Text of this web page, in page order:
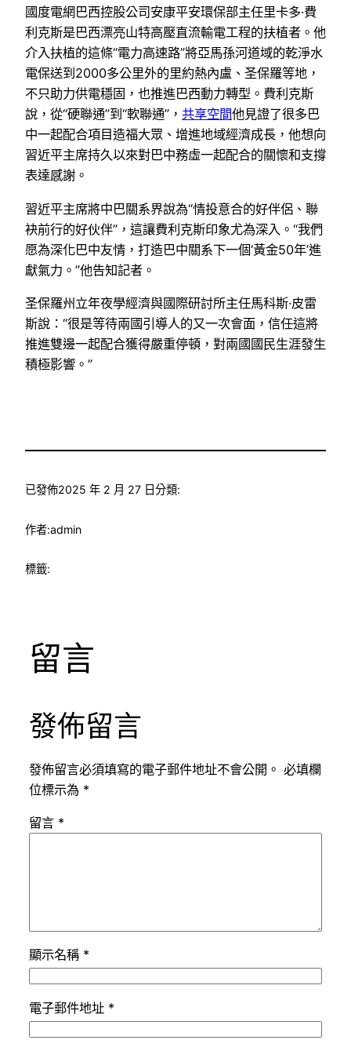
國度電網巴西控股公司安康平安環保部主任里卡多·費
利克斯是巴西漂亮山特高壓直流輸電工程的扶植者。他
介入扶植的這條“電力高速路”將亞馬孫河道域的乾淨水
電保送到2000多公里外的里約熱內盧、圣保羅等地，
不只助力供電穩固，也推進巴西動力轉型。費利克斯
說，從“硬聯通”到“軟聯通”， 共享空間他見證了很多巴
中一起配合項目造福大眾、增進地域經濟成長，他想向
習近平主席持久以來對巴中務虛一起配合的關懷和支撐
表達感謝。
習近平主席將中巴關系界說為“情投意合的好伴侶、聯
袂前行的好伙伴”，這讓費利克斯印象尤為深入。“我們
愿為深化巴中友情，打造巴中關系下一個‘黃金50年’進
獻氣力。”他告知記者。
圣保羅州立年夜學經濟與國際研討所主任馬科斯·皮雷
斯說：“很是等待兩國引導人的又一次會面，信任這將
推進雙邊一起配合獲得嚴重停頓，對兩國國民生涯發生
積極影響。”
已發佈2025 年 2 月 27 日分類:
作者:admin
標籤:
留言
發佈留言
發佈留言必須填寫的電子郵件地址不會公開。 必填欄
位標示為 *
留言 *
顯示名稱 *
電子郵件地址 *